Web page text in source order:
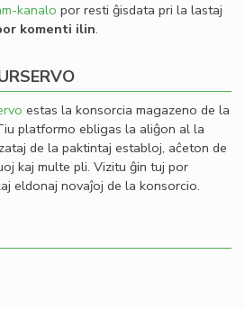
kanalo por resti ĝisdata pri la lastaj
komenti ilin.
estas la konsorcia magazeno de la
platformo ebligas la aliĝon al la
de la paktintaj establoj, aĉeton de
kaj multe pli. Vizitu ĝin tuj por
eldonaj novaĵoj de la konsorcio.